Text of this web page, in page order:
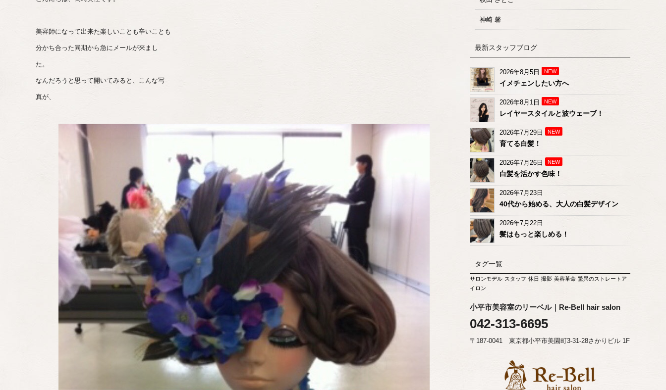
美容師になって出来た楽しいことも辛いことも
分かち合った同期から急にメールが来まし
た。
なんだろうと思って開いてみると、こんな写
真が、
神崎 馨
最新スタッフブログ
2026年8月5日 NEW
イメチェンしたい方へ
2026年8月1日 NEW
レイヤースタイルと波ウェーブ！
2026年7月29日 NEW
育てる白髪！
2026年7月26日 NEW
白髪を活かす色味！
2026年7月23日
40代から始める、大人の白髪デザイン
2026年7月22日
髪はもっと楽しめる！
タグ一覧
サロンモデル スタッフ 休日 撮影 美容革命 驚異のストレートア
イロン
小平市美容室のリーベル｜Re-Bell hair salon
042-313-6695
〒187-0041 東京都小平市美園町3-31-28さかりビル 1F